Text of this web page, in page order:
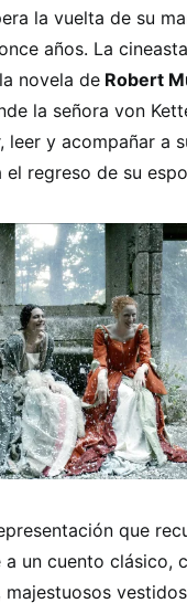
la vuelta de su
años. La cineasta
novela de Robert
la señora von
leer y acompañar a
el regreso de su
que
a un cuento clásico,